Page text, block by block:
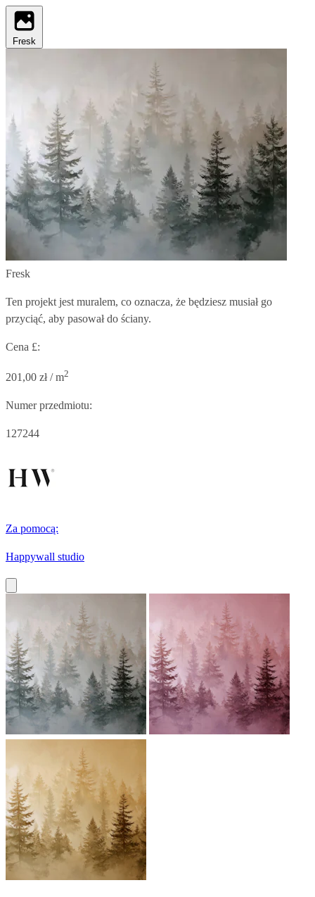
Fresk
Fresk
Ten projekt jest muralem, co oznacza, że będziesz musiał go
przyciąć, aby pasował do ściany.
Cena £:
201,00 zł / m2
Numer przedmiotu:
127244
Za pomocą:
Happywall studio